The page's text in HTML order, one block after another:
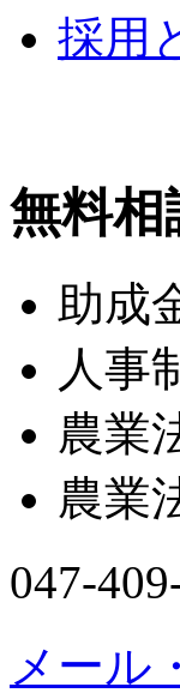
採用
無料相
助成
人事
農業
農業
047-
メール